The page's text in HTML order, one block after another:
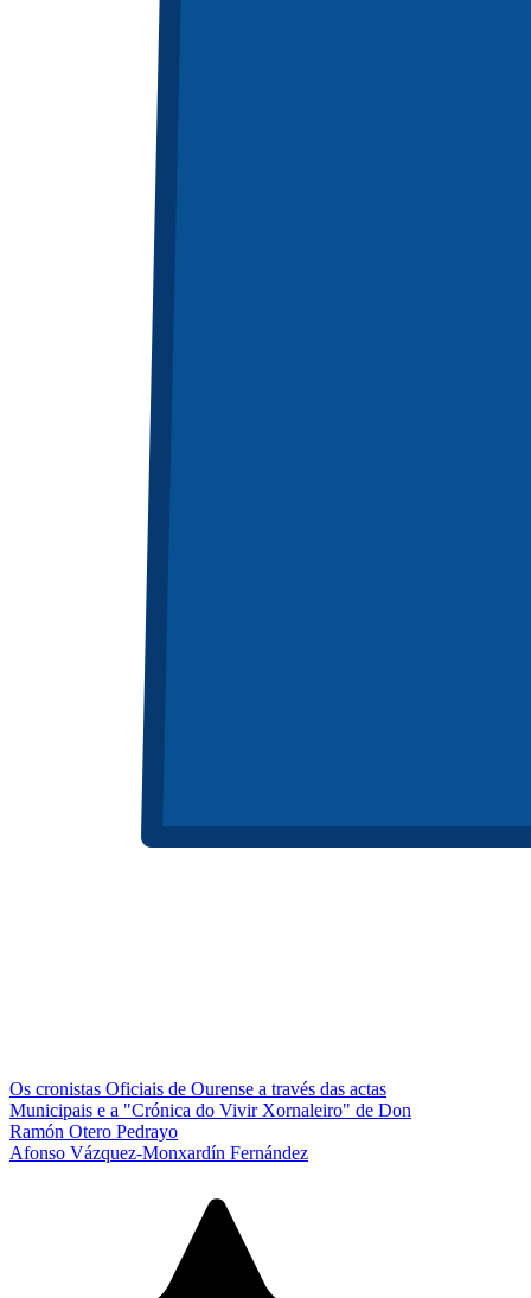
Os cronistas Oficiais de Ourense a través das actas
Municipais e a "Crónica do Vivir Xornaleiro" de Don
Ramón Otero Pedrayo
Afonso Vázquez-Monxardín Fernández